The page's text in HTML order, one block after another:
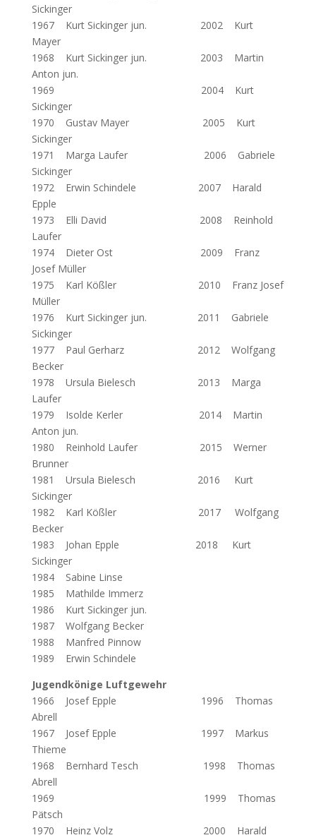
Sickinger
1967 Kurt Sickinger jun. 2002 Kurt
Mayer
1968 Kurt Sickinger jun. 2003 Martin
Anton jun.
1969 2004 Kurt
Sickinger
1970 Gustav Mayer 2005 Kurt
Sickinger
1971 Marga Laufer 2006 Gabriele
Sickinger
1972 Erwin Schindele 2007 Harald
Epple
1973 Elli David 2008 Reinhold
Laufer
1974 Dieter Ost 2009 Franz
Josef Müller
1975 Karl Kößler 2010 Franz Josef
Müller
1976 Kurt Sickinger jun. 2011 Gabriele
Sickinger
1977 Paul Gerharz 2012 Wolfgang
Becker
1978 Ursula Bielesch 2013 Marga
Laufer
1979 Isolde Kerler 2014 Martin
Anton jun.
1980 Reinhold Laufer 2015 Werner
Brunner
1981 Ursula Bielesch 2016 Kurt
Sickinger
1982 Karl Kößler 2017 Wolfgang
Becker
1983 Johan Epple 2018 Kurt
Sickinger
1984 Sabine Linse
1985 Mathilde Immerz
1986 Kurt Sickinger jun.
1987 Wolfgang Becker
1988 Manfred Pinnow
1989 Erwin Schindele
Jugendkönige Luftgewehr
1966 Josef Epple
1996 Thomas
Abrell
1967 Josef Epple 1997 Markus
Thieme
1968 Bernhard Tesch 1998 Thomas
Abrell
1969 1999 Thomas
Pätsch
1970 Heinz Volz 2000 Harald